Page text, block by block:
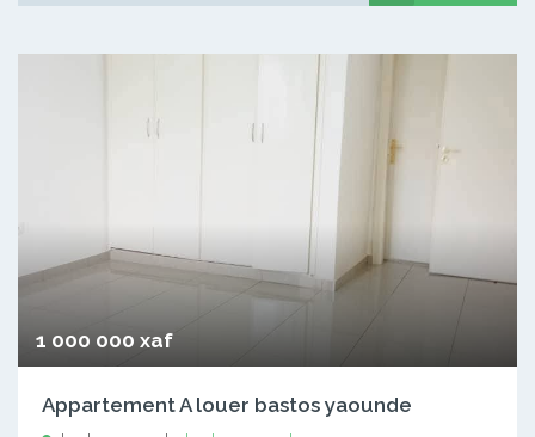
1 000 000 xaf
Appartement A louer bastos yaounde